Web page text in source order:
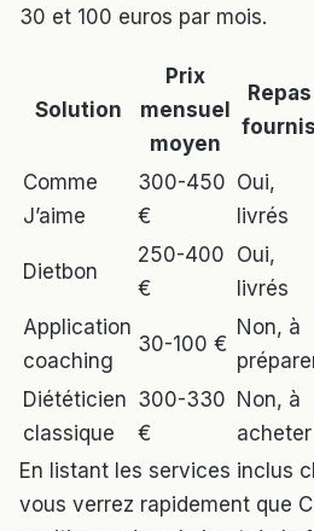
30 et 100 euros par mois.
Solution
Prix
mensuel
moyen
Repas
fournis
Comme
J’aime
300-450
€
Oui,
livrés
Dietbon
250-400
€
Oui,
livrés
Application
coaching
30-100 €
Non, à
Diététicien
classique
300-330
€
Non, à
acheter
En listant les services inclus
vous verrez rapidement que